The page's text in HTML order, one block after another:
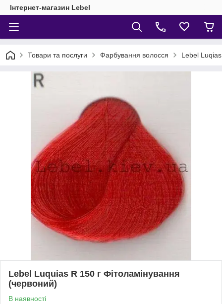
Інтернет-магазин Lebel
Товари та послуги Фарбування волосся Lebel
Lebel Luquias R 150 г Фітоламінування
(червоний)
В наявності